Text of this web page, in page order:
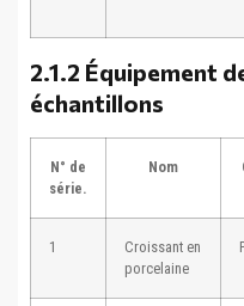
2.1.2 Équipement
échantillons
N° de
série.
Nom
1
Croissant en
porcelaine